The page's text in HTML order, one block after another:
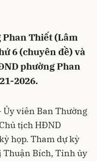
Phan Thiết (Lâm
6 (chuyên đề) và
phường Phan
2026.
Ủy viên Ban Thường
tịch HĐND
họp. Tham dự kỳ
Thuận Bích, Tỉnh ủy
Hủy Gửi